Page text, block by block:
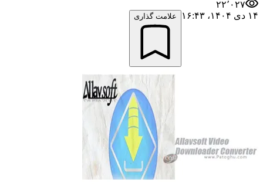
۲۲٬۰۲۷
۱۴ دی ۱۴۰۴،‏ ۱۶:۴۳
علامت گذاری